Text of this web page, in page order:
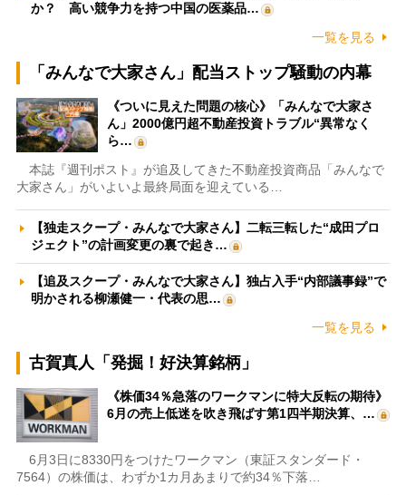
か？ 高い競争力を持つ中国の医薬品…
一覧を見る
「みんなで大家さん」配当ストップ騒動の内幕
《ついに見えた問題の核心》「みんなで大家さ
ん」2000億円超不動産投資トラブル“異常なく
ら…
本誌『週刊ポスト』が追及してきた不動産投資商品「みんなで
大家さん」がいよいよ最終局面を迎えている…
【独走スクープ・みんなで大家さん】二転三転した“成田プロ
ジェクト”の計画変更の裏で起き…
【追及スクープ・みんなで大家さん】独占入手“内部議事録”で
明かされる柳瀬健一・代表の思…
一覧を見る
古賀真人「発掘！好決算銘柄」
《株価34％急落のワークマンに特大反転の期待》
6月の売上低迷を吹き飛ばす第1四半期決算、…
6月3日に8330円をつけたワークマン（東証スタンダード・
7564）の株価は、わずか1カ月あまりで約34％下落…